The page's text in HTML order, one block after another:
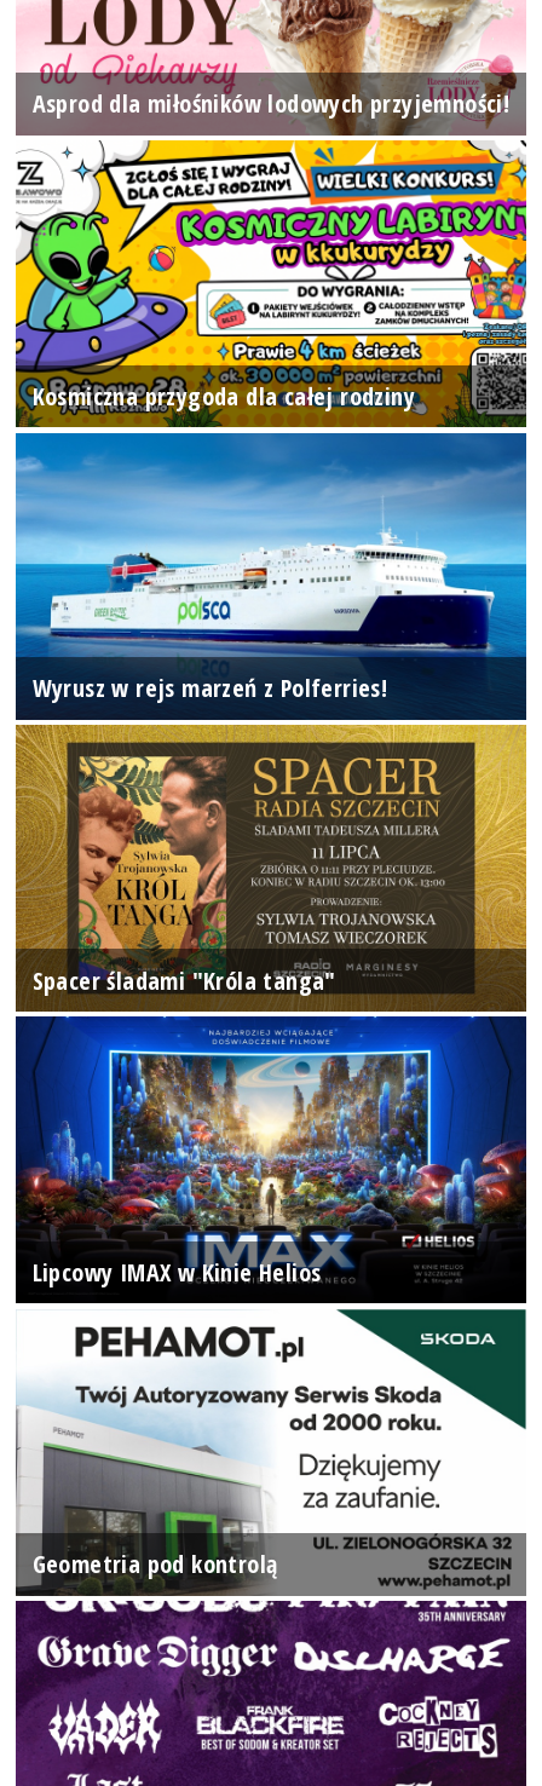
Asprod dla miłośników lodowych przyjemności!
Kosmiczna przygoda dla całej rodziny
Wyrusz w rejs marzeń z Polferries!
Spacer śladami "Króla tanga"
Lipcowy IMAX w Kinie Helios
Geometria pod kontrolą